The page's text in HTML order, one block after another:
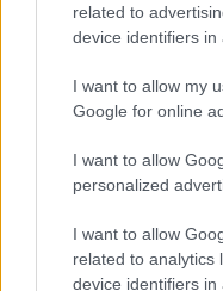
related to
device identifiers in
I want to allow my
Google for online
I want to allow
personalized
I want to allow
related to analytics
device identifiers in
Feketébb a